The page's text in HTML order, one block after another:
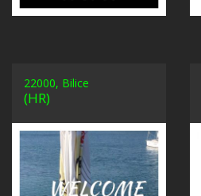
22000, Bilice
(HR)